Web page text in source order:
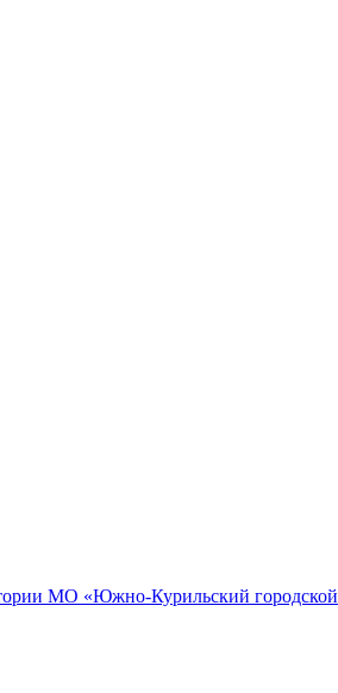
МО «Южно-Курильский городской